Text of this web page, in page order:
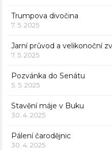
Trumpova divočina
7. 5. 2025
Jarní průvod a velikonoční
7. 5. 2025
Pozvánka do Senátu
5. 5. 2025
Stavění máje v Buku
30. 4. 2025
Pálení čarodějnic
30. 4. 2025